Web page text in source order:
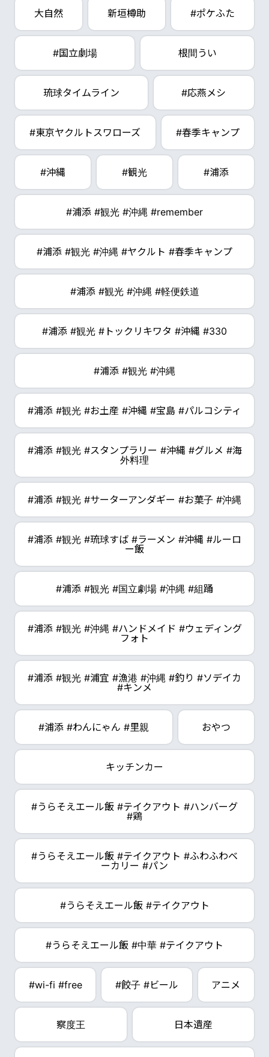
大自然 新垣樽助 #ポケふた
#国立劇場 根間うい
琉球タイムライン #応燕メシ
#東京ヤクルトスワローズ #春季キャンプ
#沖縄 #観光 #浦添
#浦添 #観光 #沖縄 #remember
#浦添 #観光 #沖縄 #ヤクルト #春季キャンプ
#浦添 #観光 #沖縄 #軽便鉄道
#浦添 #観光 #トックリキワタ #沖縄 #330
#浦添 #観光 #沖縄
#浦添 #観光 #お土産 #沖縄 #宝島 #パルコシティ
#浦添 #観光 #スタンプラリー #沖縄 #グルメ #海
外料理
#浦添 #観光 #サーターアンダギー #お菓子 #沖縄
#浦添 #観光 #琉球すば #ラーメン #沖縄 #ルーロ
ー飯
#浦添 #観光 #国立劇場 #沖縄 #組踊
#浦添 #観光 #沖縄 #ハンドメイド #ウェディング
フォト
#浦添 #観光 #浦宜 #漁港 #沖縄 #釣り #ソデイカ
#キンメ
#浦添 #わんにゃん #里親 おやつ
キッチンカー
#うらそえエール飯 #テイクアウト #ハンバーグ
#鶏
#うらそえエール飯 #テイクアウト #ふわふわベ
ーカリー #パン
#うらそえエール飯 #テイクアウト
#うらそえエール飯 #中華 #テイクアウト
#wi-fi #free #餃子 #ビール アニメ
察度王 日本遺産